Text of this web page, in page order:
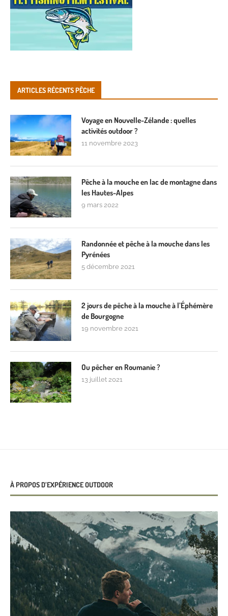
ARTICLES RÉCENTS PÊCHE
Voyage en Nouvelle-Zélande : quelles
activités outdoor ?
11 novembre 2023
Pêche à la mouche en lac de montagne dans
les Hautes-Alpes
9 mars 2022
Randonnée et pêche à la mouche dans les
Pyrénées
5 décembre 2021
2 jours de pêche à la mouche à l’Éphémère
de Bourgogne
19 novembre 2021
Ou pêcher en Roumanie ?
13 juillet 2021
À PROPOS D’EXPÉRIENCE OUTDOOR